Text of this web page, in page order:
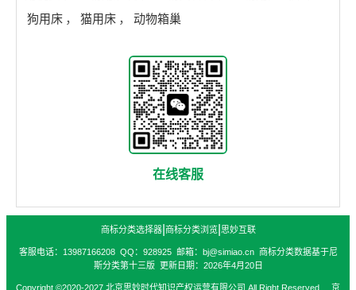
狗用床 ， 猫用床 ， 动物箱巢
在线客服
商标分类选择器| 商标分类浏览| 思妙互联
客服电话：13987166208 QQ：928925 邮箱：bj@simiao.cn 商标分类数据基于尼
斯分类第十三版 更新日期：2026年4月20日
Copyright ©2020-2027 北京思妙时代知识产权运营有限公司 All Right Reserved. 京